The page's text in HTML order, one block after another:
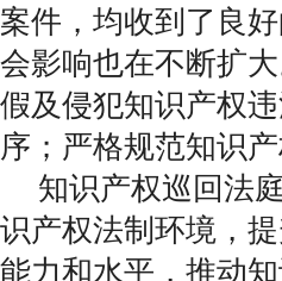
案件，均收到了良
会影响也在不断扩
假及侵犯知识产权
序；严格规范知识
知识产权巡回法
识产权法制环境，
能力和水平，推动